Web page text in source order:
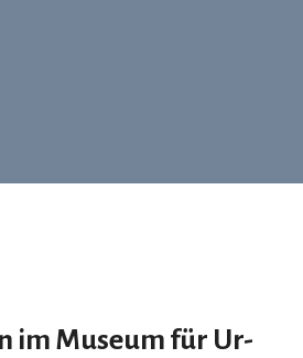
im Museum für Ur-